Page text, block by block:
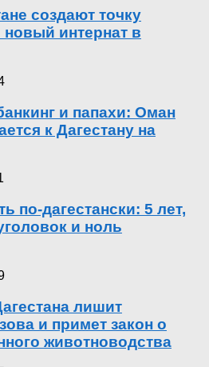
создают точку
новый интернат в
и папахи: Оман
к Дагестану на
по-дагестански: 5 лет,
и ноль
лишит
и примет закон о
животноводства